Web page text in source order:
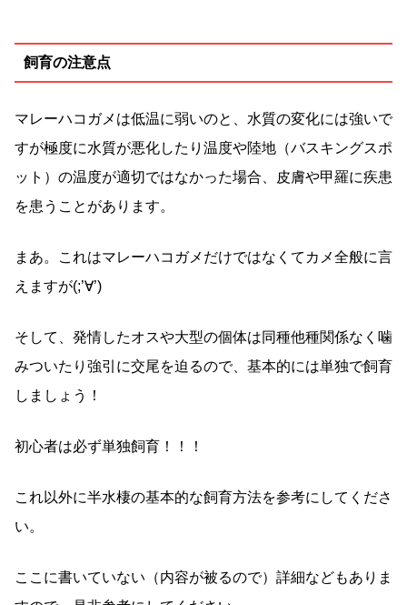
飼育の注意点
マレーハコガメは低温に弱いのと、水質の変化には強いで
すが極度に水質が悪化したり温度や陸地（バスキングスポ
ット）の温度が適切ではなかった場合、皮膚や甲羅に疾患
を患うことがあります。
まあ。これはマレーハコガメだけではなくてカメ全般に言
えますが(;’∀’)
そして、発情したオスや大型の個体は同種他種関係なく噛
みついたり強引に交尾を迫るので、基本的には単独で飼育
しましょう！
初心者は必ず単独飼育！！！
これ以外に半水棲の基本的な飼育方法を参考にしてくださ
い。
ここに書いていない（内容が被るので）詳細などもありま